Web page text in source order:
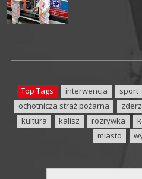
Top Tags interwencja sport
ochotnicza straż pożarna
kultura
kalisz rozrywka
miasto